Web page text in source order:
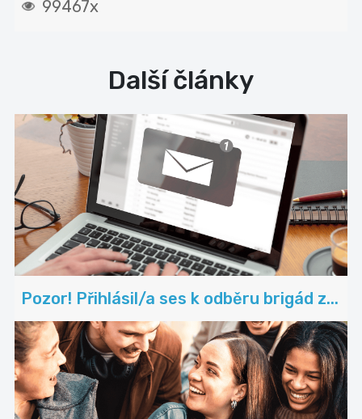
99467x
Další články
Pozor! Přihlásil/a ses k odběru brigád z...